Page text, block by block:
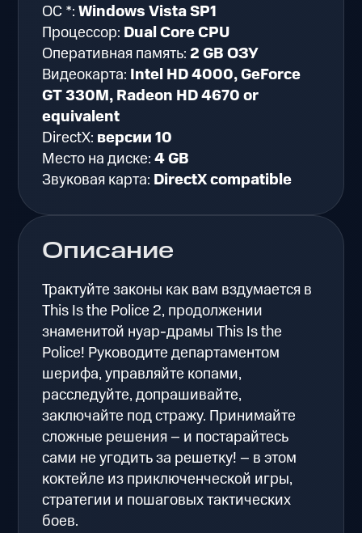
Описание
Трактуйте законы как вам вздумается в
This Is the Police 2, продолжении
знаменитой нуар-драмы This Is the
Police! Руководите департаментом
шерифа, управляйте копами,
расследуйте, допрашивайте,
заключайте под стражу. Принимайте
сложные решения – и постарайтесь
сами не угодить за решетку! – в этом
коктейле из приключенческой игры,
стратегии и пошаговых тактических
боев.
ОС *:Windows Vista SP1
Процессор: Dual Core CPU
Оперативная память: 2 GB ОЗУ
Видеокарта: Intel HD 4000, GeForce
GT 330M, Radeon HD 4670 or
equivalent
DirectX: версии 10
Место на диске:4 GB
Звуковая карта: DirectX compatible